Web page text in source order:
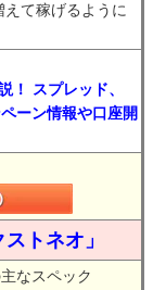
て稼げるように
！ スプレッド、
ーン情報や口座開
トネオ」
なスペック